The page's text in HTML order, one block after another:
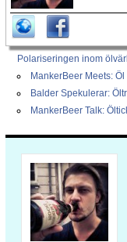
Polariseringen inom
MankerBeer Meets:
Balder Spekulerar:
MankerBeer Talk: